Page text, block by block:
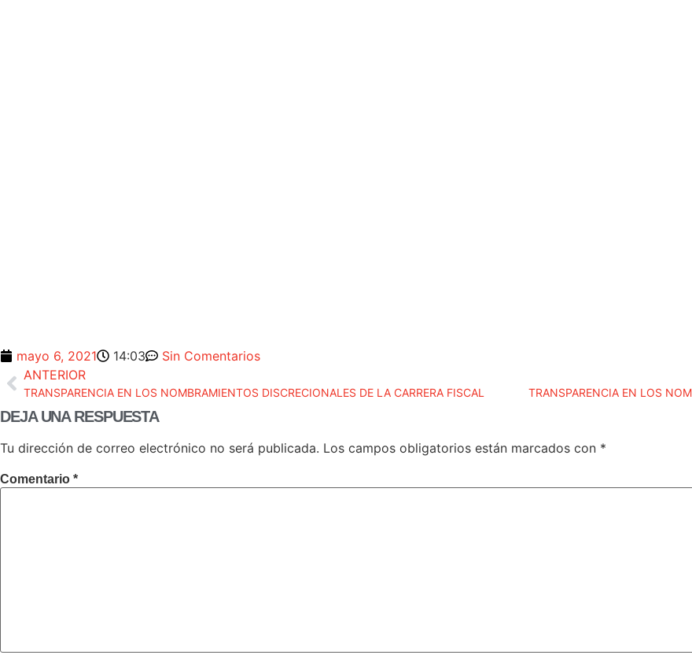
mayo 6, 2021 14:03
Sin Comentarios
ANTERIOR
TRANSPARENCIA EN LOS NOMBRAMIENTOS DISCRECIONALES DE LA CARRERA FISCAL
DEJA UNA RESPUESTA
Tu dirección de correo electrónico no será publicada. Los campos obligatorios están marcados con *
Comentario *